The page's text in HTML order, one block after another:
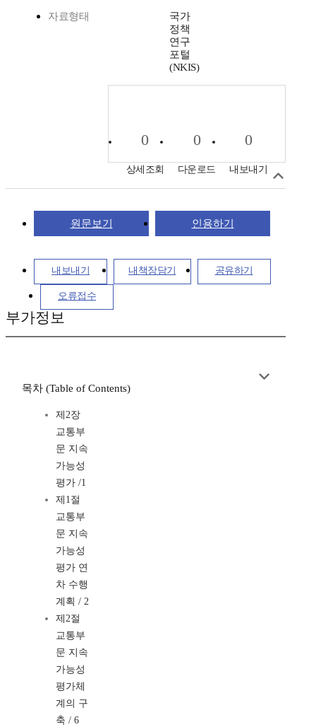
자료형태
국가
정책
연구
포털
(NKIS)
0
상세조회
0
다운로드
0
내보내기
원문보기 인용하기
내보내기 내책장담기 공유하기
오류접수
부가정보
목차 (Table of Contents)
제2장
교통부
문 지속
가능성
평가 /1
제1절
교통부
문 지속
가능성
평가 연
차 수행
계획 / 2
제2절
교통부
문 지속
가능성
평가체
계의 구
축 / 6